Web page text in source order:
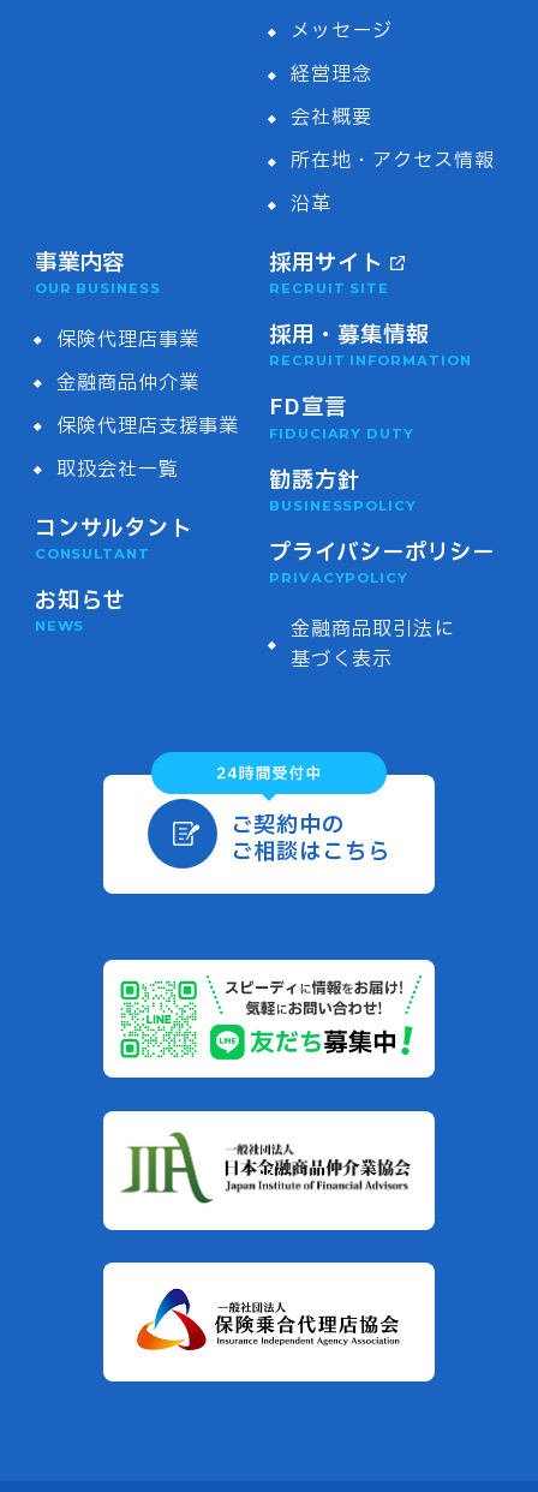
メッセージ
経営理念
会社概要
所在地・アクセス情報
沿革
事業内容
OUR BUSINESS
保険代理店事業
金融商品仲介業
保険代理店支援事業
取扱会社一覧
コンサルタント
CONSULTANT
お知らせ
NEWS
採用サイト
RECRUIT SITE
採用・募集情報
RECRUIT INFORMATION
FD宣言
FIDUCIARY DUTY
勧誘方針
BUSINESSPOLICY
プライバシーポリシー
PRIVACYPOLICY
金融商品取引法に
基づく表示
ご契約中の
ご相談はこちら